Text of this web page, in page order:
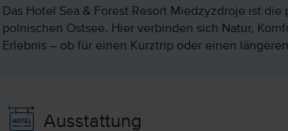
Das Hotel Sea & Forest Resort Miedzyzdroje ist
polnischen Ostsee. Hier verbinden sich Natur,
Erlebnis – ob für einen Kurztrip oder einen
Ausstattung